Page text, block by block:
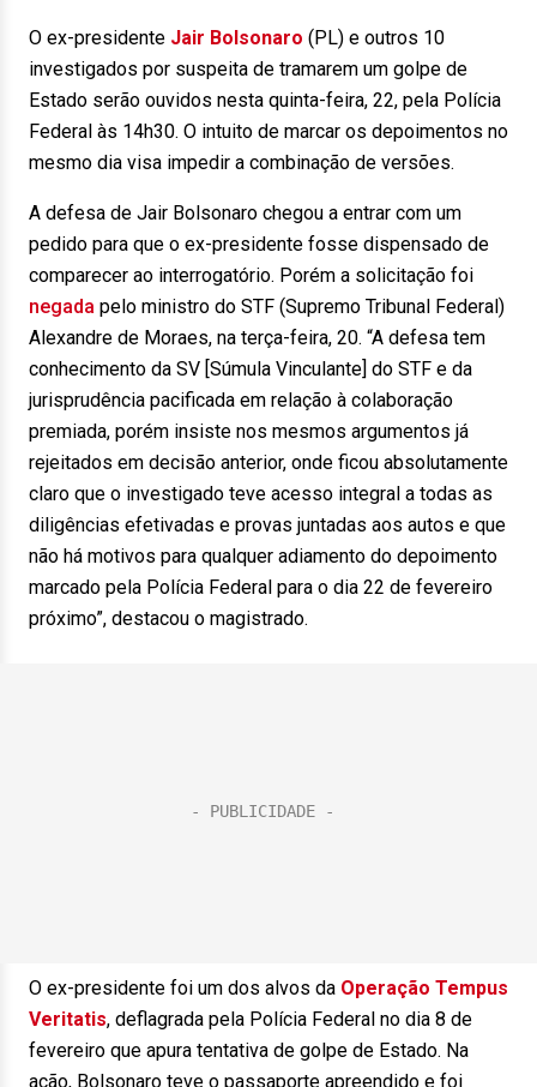
O ex-presidente Jair Bolsonaro (PL) e outros 10
investigados por suspeita de tramarem um golpe de
Estado serão ouvidos nesta quinta-feira, 22, pela Polícia
Federal às 14h30. O intuito de marcar os depoimentos no
mesmo dia visa impedir a combinação de versões.
A defesa de Jair Bolsonaro chegou a entrar com um
pedido para que o ex-presidente fosse dispensado de
comparecer ao interrogatório. Porém a solicitação foi
negada pelo ministro do STF (Supremo Tribunal Federal)
Alexandre de Moraes, na terça-feira, 20. “A defesa tem
conhecimento da SV [Súmula Vinculante] do STF e da
jurisprudência pacificada em relação à colaboração
premiada, porém insiste nos mesmos argumentos já
rejeitados em decisão anterior, onde ficou absolutamente
claro que o investigado teve acesso integral a todas as
diligências efetivadas e provas juntadas aos autos e que
não há motivos para qualquer adiamento do depoimento
marcado pela Polícia Federal para o dia 22 de fevereiro
próximo”, destacou o magistrado.
O ex-presidente foi um dos alvos da Operação Tempus
Veritatis, deflagrada pela Polícia Federal no dia 8 de
fevereiro que apura tentativa de golpe de Estado. Na
ação, Bolsonaro teve o passaporte apreendido e foi